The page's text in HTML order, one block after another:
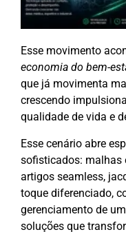
Esse movimento
economia do bem-
que já movimenta
crescendo
qualidade de vida e
Esse cenário abre
sofisticados: malhas
artigos seamless,
toque diferenciado,
gerenciamento de
soluções que